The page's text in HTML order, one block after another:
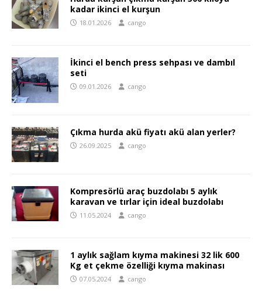
kadar ikinci el kurşun
18.01.2026 cango
İkinci el bench press sehpası ve dambıl
seti
09.01.2026 cango
Çıkma hurda akü fiyatı akü alan yerler?
26.09.2025 cango
Kompresörlü araç buzdolabı 5 aylık
karavan ve tırlar için ideal buzdolabı
11.05.2024 cango
1 aylık sağlam kıyma makinesi 32 lik 600
Kg et çekme özelliği kıyma makinası
07.05.2024 cango